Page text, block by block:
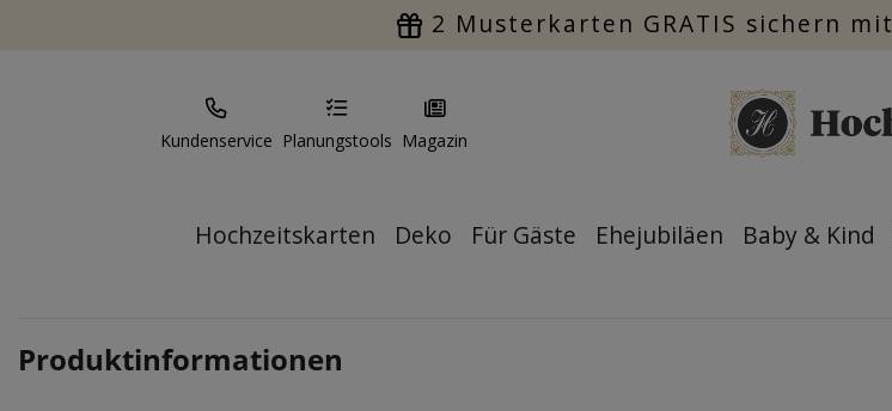
2 Musterkarten GRATIS sichern
Kundenservice Planungstools Magazin
Hochzeitskarten Deko Für Gäste Ehejubiläen Baby & Kind
Produktinformationen